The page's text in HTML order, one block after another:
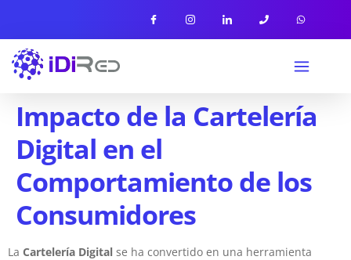
Impacto de la Cartelería
Digital en el
Comportamiento de los
Consumidores
La Cartelería Digital se ha convertido en una herramienta